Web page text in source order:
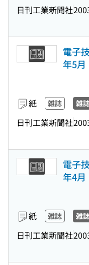
日刊工業新聞社
電子
年5月
紙 雑誌 雑
日刊工業新聞社
電子
年4月
紙 雑誌 雑
日刊工業新聞社